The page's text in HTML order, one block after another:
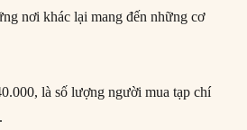
nơi khác lại mang đến những cơ
là số lượng người mua tạp chí